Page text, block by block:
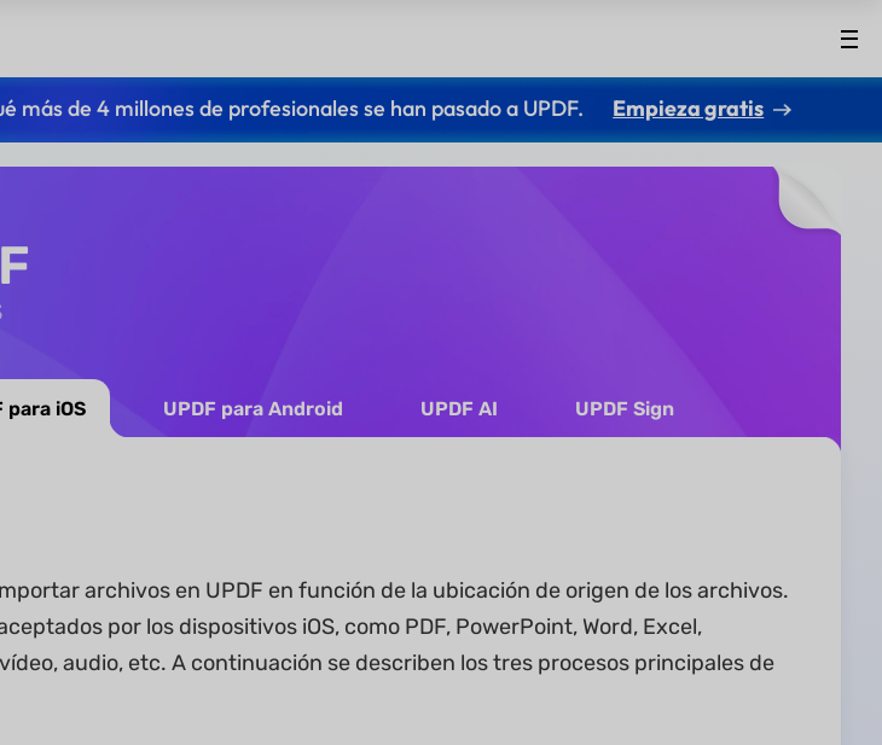
más de 4 millones de profesionales se han pasado a UPDF. Empieza gratis
para iOS UPDF para Android UPDF AI UPDF Sign
archivos en UPDF en función de la ubicación de origen de los archivos.
por los dispositivos iOS, como PDF, PowerPoint, Word, Excel,
vídeo, audio, etc. A continuación se describen los tres procesos principales de